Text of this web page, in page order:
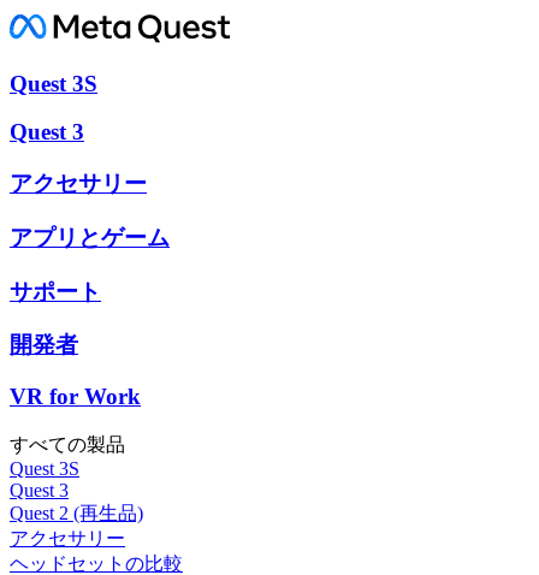
Quest 3S
Quest 3
アクセサリー
アプリとゲーム
サポート
開発者
VR for Work
すべての製品
Quest 3S
Quest 3
Quest 2 (再生品)
アクセサリー
ヘッドセットの比較